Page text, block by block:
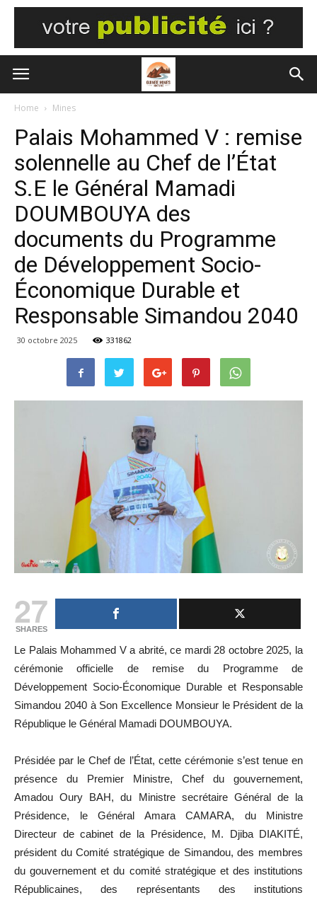
Home Mines
Palais Mohammed V : remise
solennelle au Chef de l’État
S.E le Général Mamadi
DOUMBOUYA des
documents du Programme
de Développement Socio-
Économique Durable et
Responsable Simandou 2040
30 octobre 2025 331862
27
SHARES
Le Palais Mohammed V a abrité, ce mardi 28 octobre 2025, la
cérémonie officielle de remise du Programme de
Développement Socio-Économique Durable et Responsable
Simandou 2040 à Son Excellence Monsieur le Président de la
République le Général Mamadi DOUMBOUYA.
Présidée par le Chef de l’État, cette cérémonie s’est tenue en
présence du Premier Ministre, Chef du gouvernement,
Amadou Oury BAH, du Ministre secrétaire Général de la
Présidence, le Général Amara CAMARA, du Ministre
Directeur de cabinet de la Présidence, M. Djiba DIAKITÉ,
président du Comité stratégique de Simandou, des membres
du gouvernement et du comité stratégique et des institutions
Républicaines, des représentants des institutions